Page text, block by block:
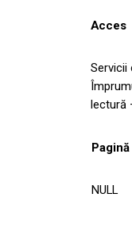
Acces
Servicii
lectură
NULL